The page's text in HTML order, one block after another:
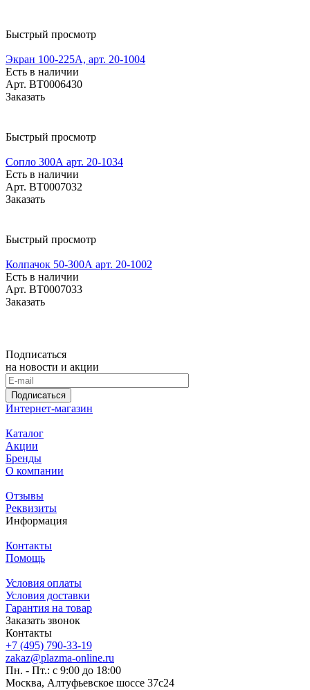
Быстрый просмотр
Экран 100-225А, арт. 20-1004
Есть в наличии
Арт. BT0006430
Заказать
Быстрый просмотр
Сопло 300А арт. 20-1034
Есть в наличии
Арт. BT0007032
Заказать
Быстрый просмотр
Колпачок 50-300А арт. 20-1002
Есть в наличии
Арт. BT0007033
Заказать
Подписаться
на новости и акции
Подписаться
Интернет-магазин
Каталог
Акции
Бренды
О компании
Отзывы
Реквизиты
Информация
Контакты
Помощь
Условия оплаты
Условия доставки
Гарантия на товар
Заказать звонок
Контакты
+7 (495) 790-33-19
zakaz@plazma-online.ru
Пн. - Пт.: с 9:00 до 18:00
Москва, Алтуфьевское шоссе 37с24